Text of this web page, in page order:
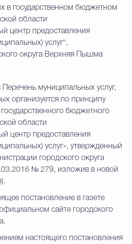
в государственном бюджетном
области
центр предоставления
услуг",
округа Верхняя Пышма
муниципальных услуг,
организуется по принципу
бюджетного
области
центр предоставления
услуг», утвержденный
городского округа
№ 279, изложив в новой
постановление в газете
сайте городского
настоящего постановления